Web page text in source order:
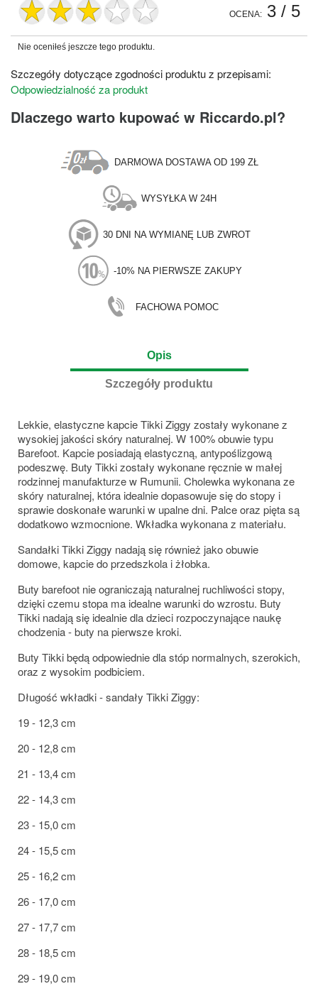
OCENA: 3 / 5
Nie oceniłeś jeszcze tego produktu.
Szczegóły dotyczące zgodności produktu z przepisami:
Odpowiedzialność za produkt
Dlaczego warto kupować w Riccardo.pl?
DARMOWA DOSTAWA OD 199 ZŁ
WYSYŁKA W 24H
30 DNI NA WYMIANĘ LUB ZWROT
-10% NA PIERWSZE ZAKUPY
FACHOWA POMOC
Opis
Szczegóły produktu
Lekkie, elastyczne kapcie Tikki Ziggy zostały wykonane z
wysokiej jakości skóry naturalnej. W 100% obuwie typu
Barefoot. Kapcie posiadają elastyczną, antypoślizgową
podeszwę. Buty Tikki zostały wykonane ręcznie w małej
rodzinnej manufakturze w Rumunii. Cholewka wykonana ze
skóry naturalnej, która idealnie dopasowuje się do stopy i
sprawie doskonałe warunki w upalne dni. Palce oraz pięta są
dodatkowo wzmocnione. Wkładka wykonana z materiału.
Sandałki Tikki Ziggy nadają się również jako obuwie
domowe, kapcie do przedszkola i żłobka.
Buty barefoot nie ograniczają naturalnej ruchliwości stopy,
dzięki czemu stopa ma idealne warunki do wzrostu. Buty
Tikki nadają się idealnie dla dzieci rozpoczynające naukę
chodzenia - buty na pierwsze kroki.
Buty Tikki będą odpowiednie dla stóp normalnych, szerokich,
oraz z wysokim podbiciem.
Długość wkładki - sandały Tikki Ziggy:
19 - 12,3 cm
20 - 12,8 cm
21 - 13,4 cm
22 - 14,3 cm
23 - 15,0 cm
24 - 15,5 cm
25 - 16,2 cm
26 - 17,0 cm
27 - 17,7 cm
28 - 18,5 cm
29 - 19,0 cm